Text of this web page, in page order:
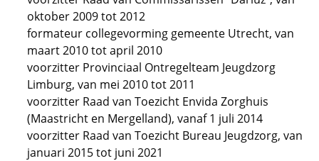
oktober 2009 tot 2012
formateur collegevorming gemeente Utrecht, van
maart 2010 tot april 2010
voorzitter Provinciaal Ontregelteam Jeugdzorg
Limburg, van mei 2010 tot 2011
voorzitter Raad van Toezicht Envida Zorghuis
(Maastricht en Mergelland), vanaf 1 juli 2014
voorzitter Raad van Toezicht Bureau Jeugdzorg, van
januari 2015 tot juni 2021